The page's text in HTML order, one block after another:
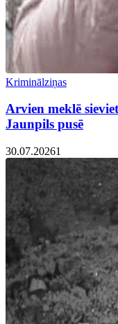
Kriminālziņas
Arvien meklē
Jaunpils pusē
30.07.20261